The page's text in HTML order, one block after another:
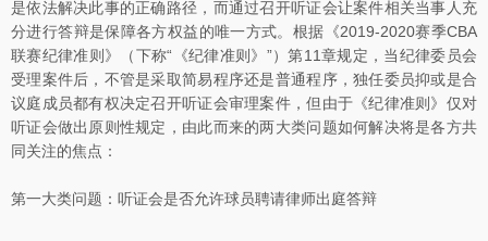
是依法解决此事的正确路径，而通过召开听证会让案件相关当事人充
分进行答辩是保障各方权益的唯一方式。根据《2019-2020赛季CBA
联赛纪律准则》（下称“《纪律准则》”）第11章规定，当纪律委员会
受理案件后，不管是采取简易程序还是普通程序，独任委员抑或是合
议庭成员都有权决定召开听证会审理案件，但由于《纪律准则》仅对
听证会做出原则性规定，由此而来的两大类问题如何解决将是各方共
同关注的焦点：
第一大类问题：听证会是否允许球员聘请律师出庭答辩